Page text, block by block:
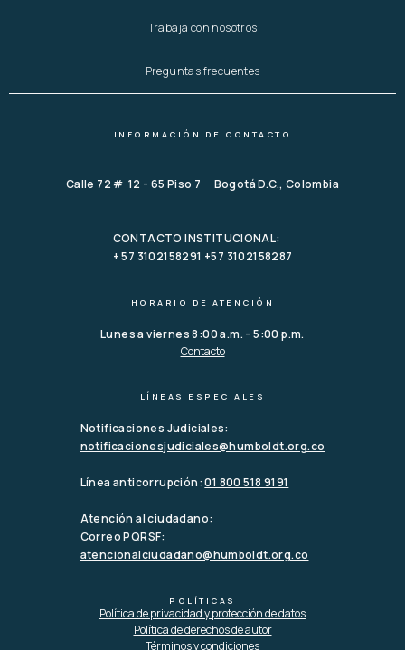
Trabaja con nosotros
Preguntas frecuentes
INFORMACIÓN DE CONTACTO
Calle 72 # 12 - 65 Piso 7 Bogotá D.C., Colombia
CONTACTO INSTITUCIONAL:
+ 57 3102158291 +57 3102158287
HORARIO DE ATENCIÓN
Lunes a viernes 8:00 a.m. - 5:00 p.m.
Contacto
LÍNEAS ESPECIALES
Notificaciones Judiciales:
notificacionesjudiciales@humboldt.org.co
Línea anticorrupción:01 800 518 9191
Atención al ciudadano:
Correo PQRSF:
atencionalciudadano@humboldt.org.co
POLÍTICAS
Política de privacidad y protección de datos
Política de derechos de autor
Términos y condiciones